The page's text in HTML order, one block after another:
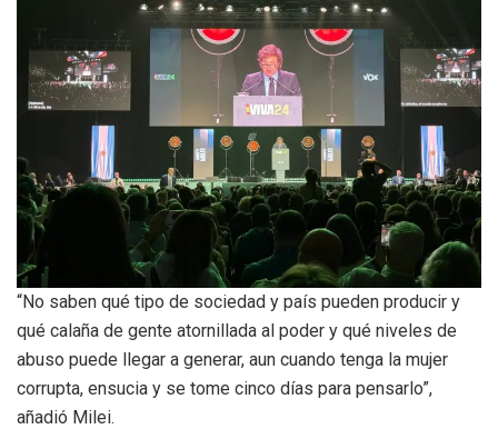
“No saben qué tipo de sociedad y país pueden producir y
qué calaña de gente atornillada al poder y qué niveles de
abuso puede llegar a generar, aun cuando tenga la mujer
corrupta, ensucia y se tome cinco días para pensarlo”,
añadió Milei.